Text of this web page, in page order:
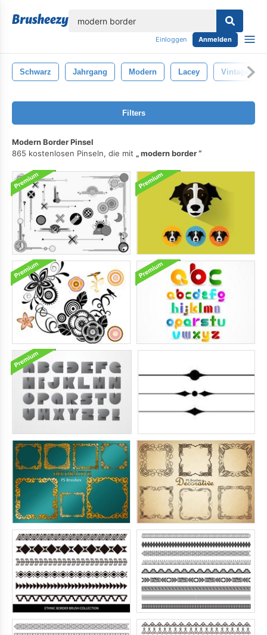
Einloggen Anmelden
Schwarz Jahrgang Modern Lacey Vintage
Filters
Modern Border Pinsel
865 kostenlosen Pinseln, die mit
modern border